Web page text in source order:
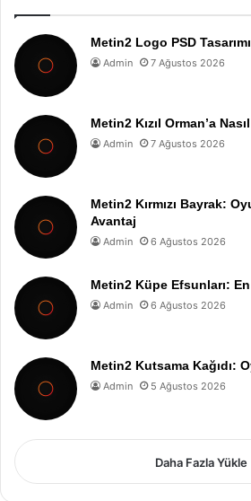
Metin2 Logo PSD Tasarımı
Admin 7 Ağustos 2026
Metin2 Kızıl Orman’a
Admin 7 Ağustos 2026
Metin2 Kırmızı Bayrak:
Avantaj
Admin 6 Ağustos 2026
Metin2 Küpe Efsunları:
Admin 6 Ağustos 2026
Metin2 Kutsama Kağıdı:
Admin 5 Ağustos 2026
Daha Fazla Yükle